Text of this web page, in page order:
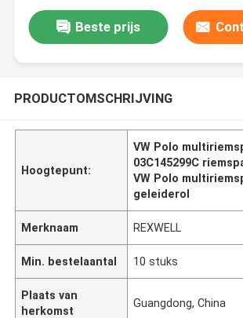
Beste prijs
PRODUCTOMSCHRIJVING
Hoogtepunt:
VW Polo
03C145299C
VW Polo
geleiderol
Merknaam REXWELL
Min. bestelaantal 10 stuks
Plaats van
herkomst
Guangdong, China